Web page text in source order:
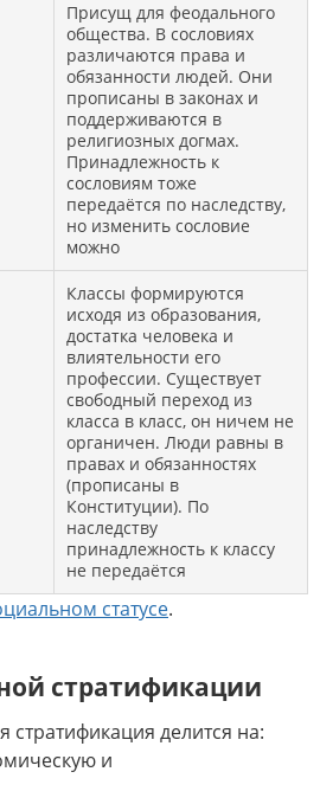
Присущ для феодального
общества. В сословиях
различаются права и
обязанности людей. Они
прописаны в законах и
поддерживаются в
религиозных догмах.
Принадлежность к
сословиям тоже
передаётся по наследству,
но изменить сословие
можно
Классы формируются
исходя из образования,
достатка человека и
влиятельности его
профессии. Существует
свободный переход из
класса в класс, он ничем не
органичен. Люди равны в
правах и обязанностях
(прописаны в
Конституции). По
наследству
принадлежность к классу
не передаётся
статусе.
стратификации
делится на:
и